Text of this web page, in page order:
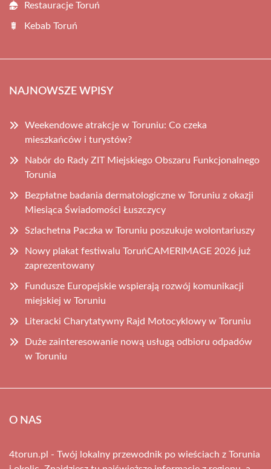
Restauracje Toruń
Kebab Toruń
NAJNOWSZE WPISY
Weekendowe atrakcje w Toruniu: Co czeka
mieszkańców i turystów?
Nabór do Rady ZIT Miejskiego Obszaru Funkcjonalnego
Torunia
Bezpłatne badania dermatologiczne w Toruniu z okazji
Miesiąca Świadomości Łuszczycy
Szlachetna Paczka w Toruniu poszukuje wolontariuszy
Nowy plakat festiwalu ToruńCAMERIMAGE 2026 już
zaprezentowany
Fundusze Europejskie wspierają rozwój komunikacji
miejskiej w Toruniu
Literacki Charytatywny Rajd Motocyklowy w Toruniu
Duże zainteresowanie nową usługą odbioru odpadów
w Toruniu
O NAS
4torun.pl - Twój lokalny przewodnik po wieściach z Torunia